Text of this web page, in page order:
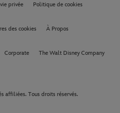
privée Politique de cookies
des cookies À Propos
Corporate The Walt Disney Company
affiliées. Tous droits réservés.